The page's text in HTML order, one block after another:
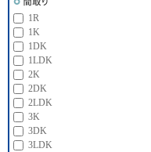
1R
1K
1DK
1LDK
2K
2DK
2LDK
3K
3DK
3LDK